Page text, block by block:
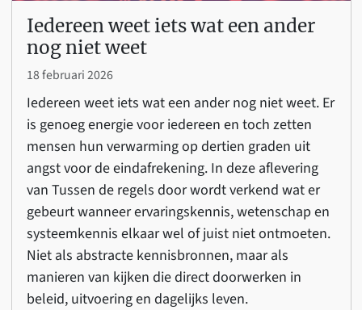
Iedereen weet iets wat een ander
nog niet weet
18 februari 2026
Iedereen weet iets wat een ander nog niet weet. Er
is genoeg energie voor iedereen en toch zetten
mensen hun verwarming op dertien graden uit
angst voor de eindafrekening. In deze aflevering
van Tussen de regels door wordt verkend wat er
gebeurt wanneer ervaringskennis, wetenschap en
systeemkennis elkaar wel of juist niet ontmoeten.
Niet als abstracte kennisbronnen, maar als
manieren van kijken die direct doorwerken in
beleid, uitvoering en dagelijks leven.